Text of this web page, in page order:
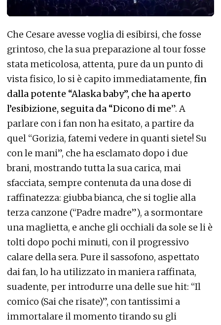
Che Cesare avesse voglia di esibirsi, che fosse
grintoso, che la sua preparazione al tour fosse
stata meticolosa, attenta, pure da un punto di
vista fisico, lo si è capito immediatamente, fin
dalla potente “Alaska baby”, che ha aperto
l’esibizione, seguita da “Dicono di me”. A
parlare con i fan non ha esitato, a partire da
quel “Gorizia, fatemi vedere in quanti siete! Su
con le mani”, che ha esclamato dopo i due
brani, mostrando tutta la sua carica, mai
sfacciata, sempre contenuta da una dose di
raffinatezza: giubba bianca, che si toglie alla
terza canzone (“Padre madre”), a sormontare
una maglietta, e anche gli occhiali da sole se li è
tolti dopo pochi minuti, con il progressivo
calare della sera. Pure il sassofono, aspettato
dai fan, lo ha utilizzato in maniera raffinata,
suadente, per introdurre una delle sue hit: “Il
comico (Sai che risate)”, con tantissimi a
immortalare il momento tirando su gli